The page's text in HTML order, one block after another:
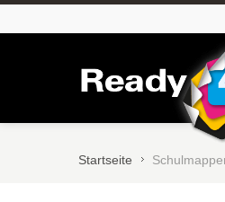
Startseite